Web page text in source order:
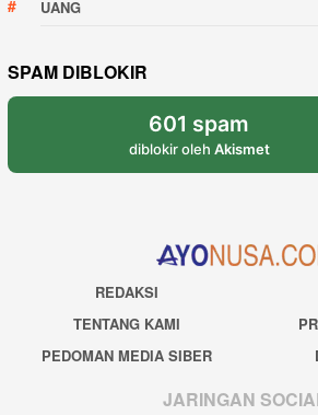
UANG
SPAM DIBLOKIR
601 spam
diblokir oleh Akismet
REDAKSI
TENTANG KAMI
PEDOMAN MEDIA SIBER
JARINGAN